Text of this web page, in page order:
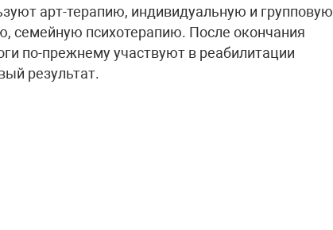
арт-терапию, индивидуальную и групповую
семейную психотерапию. После окончания
по-прежнему участвуют в реабилитации
результат.